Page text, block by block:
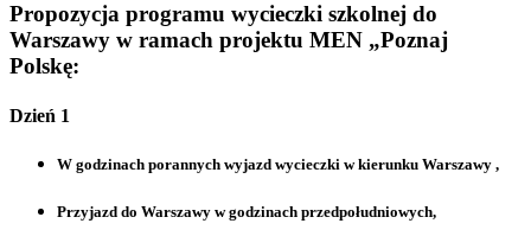
Propozycja programu wycieczki szkolnej do
Warszawy w ramach projektu MEN „Poznaj
Polskę:
Dzień 1
W godzinach porannych wyjazd wycieczki w kierunku Warszawy ,
Przyjazd do Warszawy w godzinach przedpołudniowych,